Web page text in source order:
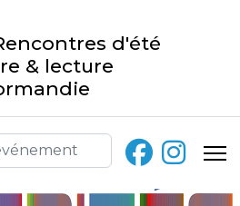
d'été
& lecture